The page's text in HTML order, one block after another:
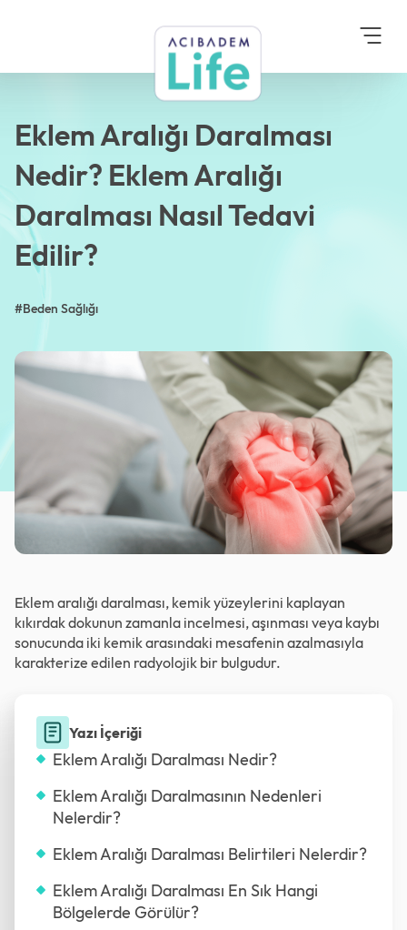
Beden Sağlığı
Nedir? Eklem Aralığı
Daralması Nasıl Tedavi
Eklem Aralığı Daralması
Nedir? Eklem Aralığı
Daralması Nasıl Tedavi
Edilir?
#Beden Sağlığı
Eklem aralığı daralması, kemik yüzeylerini kaplayan
kıkırdak dokunun zamanla incelmesi, aşınması veya kaybı
sonucunda iki kemik arasındaki mesafenin azalmasıyla
karakterize edilen radyolojik bir bulgudur.
Yazı İçeriği
Eklem Aralığı Daralması Nedir?
Eklem Aralığı Daralmasının Nedenleri
Nelerdir?
Eklem Aralığı Daralması Belirtileri Nelerdir?
Eklem Aralığı Daralması En Sık Hangi
Bölgelerde Görülür?